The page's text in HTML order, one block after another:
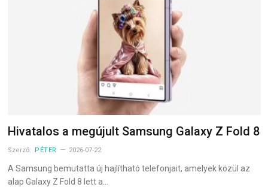
Hivatalos a megújult Samsung Galaxy Z Fold 8
Szerző: PÉTER 2026-07-22
A Samsung bemutatta új hajlítható telefonjait, amelyek közül az
alap Galaxy Z Fold 8 lett a…